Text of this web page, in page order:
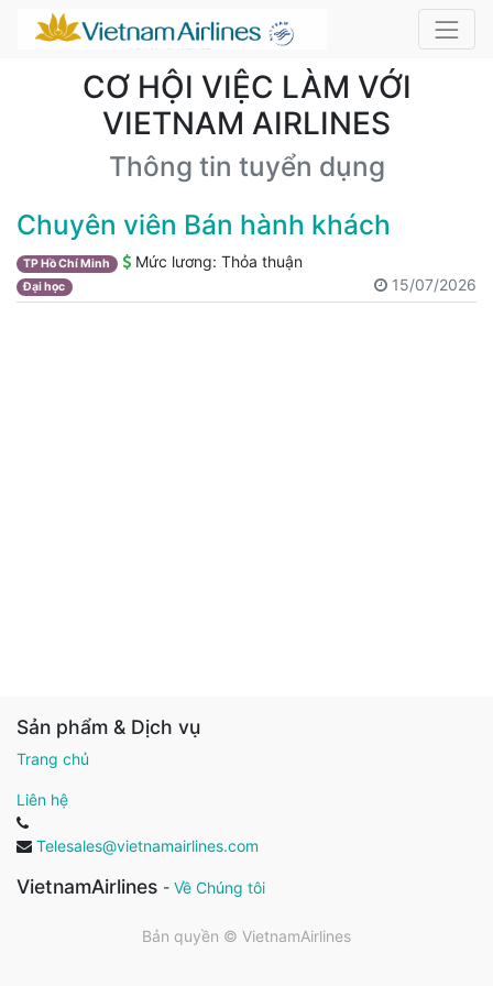
CƠ HỘI VIỆC LÀM VỚI
VIETNAM AIRLINES
Thông tin tuyển dụng
Chuyên viên Bán hành khách
TP Hồ Chí Minh Mức lương: Thỏa thuận
Đại học 15/07/2026
Sản phẩm & Dịch vụ
Trang chủ
Liên hệ
Telesales@vietnamairlines.com
VietnamAirlines - Về Chúng tôi
Bản quyền © VietnamAirlines